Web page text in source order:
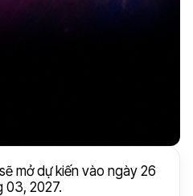
mở dự kiến vào ngày 26
03, 2027.